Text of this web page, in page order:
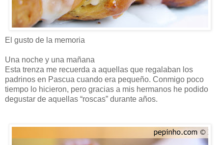
El gusto de la memoria
Una noche y una mañana
Esta trenza me recuerda a aquellas que regalaban los
padrinos en Pascua cuando era pequeño. Conmigo poco
tiempo lo hicieron, pero gracias a mis hermanos he podido
degustar de aquellas “roscas” durante años.